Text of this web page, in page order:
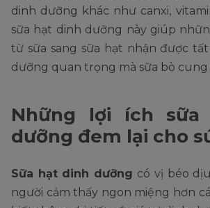
dinh dưỡng khác như canxi,
sữa hạt dinh dưỡng này giúp
từ sữa sang sữa hạt nhận được
dưỡng quan trọng mà sữa bò cung
Những lợi ích sữa
dưỡng đem lại cho
Sữa hạt dinh dưỡng có vị béo
người cảm thấy ngon miệng hơn